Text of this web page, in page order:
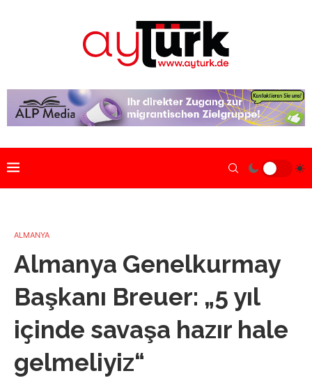
ALMANYA
Almanya Genelkurmay
Başkanı Breuer: „5 yıl
içinde savaşa hazır hale
gelmeliyiz“